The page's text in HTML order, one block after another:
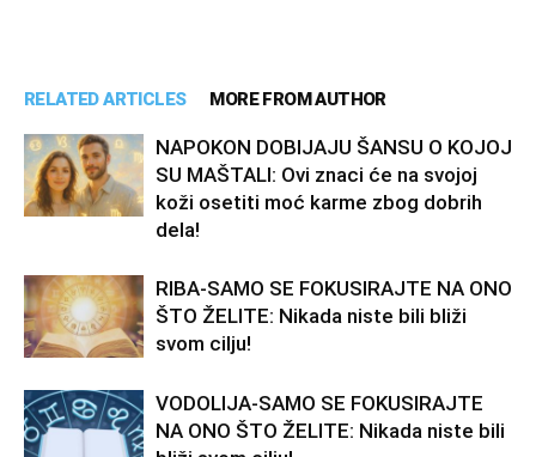
RELATED ARTICLES MORE FROM AUTHOR
NAPOKON DOBIJAJU ŠANSU O KOJOJ
SU MAŠTALI: Ovi znaci će na svojoj
koži osetiti moć karme zbog dobrih
dela!
RIBA-SAMO SE FOKUSIRAJTE NA ONO
ŠTO ŽELITE: Nikada niste bili bliži
svom cilju!
VODOLIJA-SAMO SE FOKUSIRAJTE
NA ONO ŠTO ŽELITE: Nikada niste bili